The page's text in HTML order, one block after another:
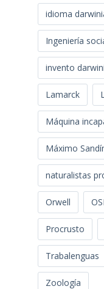
idioma
Ingeniería
invento
Lamarck
Máquina
Máximo
naturalistas
Orwell
Procrusto
Trabalenguas
Zoología